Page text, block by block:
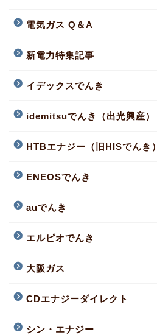
電気ガス Q＆A
新電力特集記事
イデックスでんき
idemitsuでんき（出光興産）
HTBエナジー（旧HISでんき）
ENEOSでんき
auでんき
エルピオでんき
大阪ガス
CDエナジーダイレクト
シン・エナジー